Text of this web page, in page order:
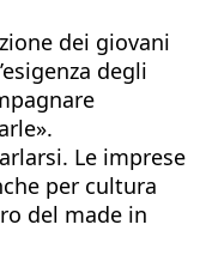
dei giovani
degli
Le imprese
per cultura
del made in